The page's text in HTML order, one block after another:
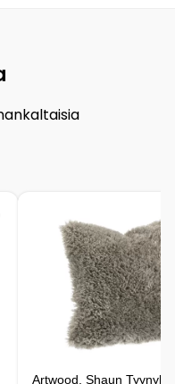
Artwood, Shaun